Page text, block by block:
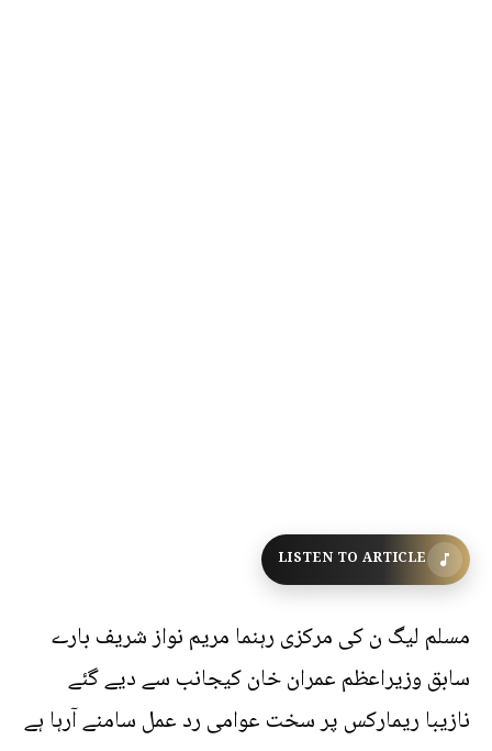
LISTEN TO ARTICLE
مسلم لیگ ن کی مرکزی رہنما مریم نواز شریف بارے
سابق وزیراعظم عمران خان کیجانب سے دیے گئے
نازیبا ریمارکس پر سخت عوامی رد عمل سامنے آرہا ہے